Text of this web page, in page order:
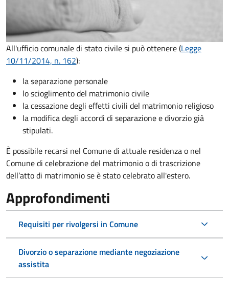
All'ufficio comunale di stato civile si può ottenere (Legge
10/11/2014, n. 162):
la separazione personale
lo scioglimento del matrimonio civile
la cessazione degli effetti civili del matrimonio religioso
la modifica degli accordi di separazione e divorzio già
stipulati.
È possibile recarsi nel Comune di attuale residenza o nel
Comune di celebrazione del matrimonio o di trascrizione
dell’atto di matrimonio se è stato celebrato all'estero.
Approfondimenti
Requisiti per rivolgersi in Comune
Divorzio o separazione mediante negoziazione
assistita